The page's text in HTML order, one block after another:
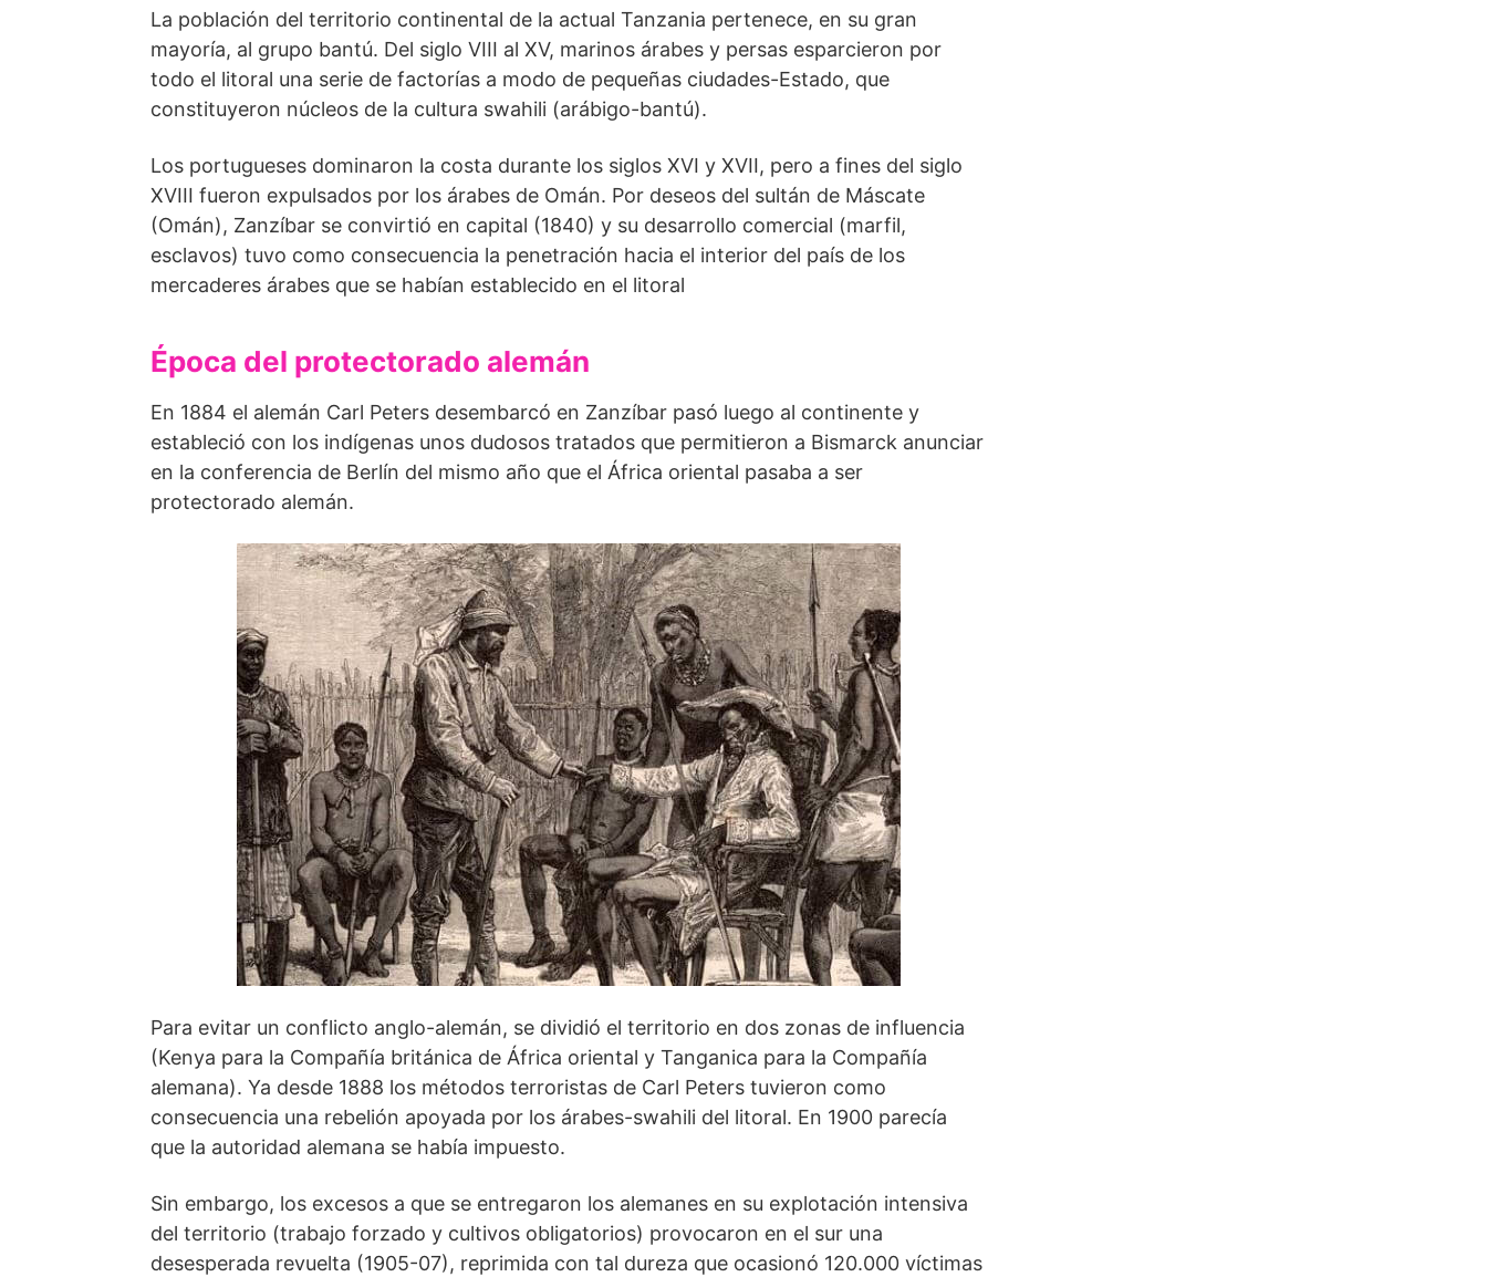
La población del territorio continen­tal de la actual Tanzania pertenece, en su gran
mayoría, al grupo bantú. Del si­glo VIII al XV, marinos árabes y persas esparcieron por
todo el litoral una serie de factorías a modo de pequeñas ciudades-Estado, que
constituyeron núcleos de la cultura swahili (arábigo-bantú).
Los portugueses dominaron la costa durante los siglos XVI y XVII, pero a fines del siglo
XVIII fueron expulsados por los árabes de Omán. Por deseos del sultán de Máscate
(Omán), Zanzíbar se convirtió en capital (1840) y su desarro­llo comercial (marfil,
esclavos) tuvo como consecuencia la penetración hacia el interior del país de los
mercaderes árabes que se habían establecido en el litoral
Época del protectorado alemán
En 1884 el alemán Carl Peters desembarcó en Zanzíbar pasó luego al continente y
estableció con los indígenas unos dudosos tratados que permitieron a Bismarck anunciar
en la conferencia de Berlín del mismo año que el África oriental pasaba a ser
protectorado alemán.
Para evitar un conflicto anglo-alemán, se dividió el territorio en dos zonas de influen­cia
(Kenya para la Compañía británica de África oriental y Tanganica para la Compañía
alemana). Ya desde 1888 los métodos terroristas de Carl Peters tuvieron como
consecuencia una rebelión apoyada por los árabes-swahili del litoral. En 1900 parecía
que la autoridad alemana se había impuesto.
Sin embargo, los excesos a que se entregaron los alemanes en su explotación intensiva
del territorio (trabajo forzado y cultivos obligatorios) provocaron en el sur una
desesperada revuelta (1905-07), reprimida con tal dureza que ocasionó 120.000 víc­timas